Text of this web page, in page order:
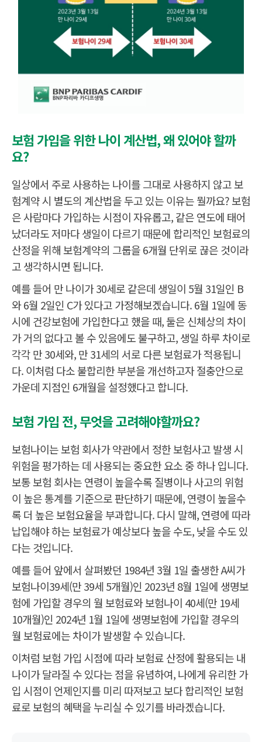
보험 가입을 위한 나이 계산법, 왜 있어야 할까
요?
일상에서 주로 사용하는 나이를 그대로 사용하지 않고 보
험계약 시 별도의 계산법을 두고 있는 이유는 뭘까요? 보험
은 사람마다 가입하는 시점이 자유롭고, 같은 연도에 태어
났더라도 저마다 생일이 다르기 때문에 합리적인 보험료의
산정을 위해 보험계약의 그룹을 6개월 단위로 끊은 것이라
고 생각하시면 됩니다.
예를 들어 만 나이가 30세로 같은데 생일이 5월 31일인 B
와 6월 2일인 C가 있다고 가정해보겠습니다. 6월 1일에 동
시에 건강보험에 가입한다고 했을 때, 둘은 신체상의 차이
가 거의 없다고 볼 수 있음에도 불구하고, 생일 하루 차이로
각각 만 30세와, 만 31세의 서로 다른 보험료가 적용됩니
다. 이처럼 다소 불합리한 부분을 개선하고자 절충안으로
가운데 지점인 6개월을 설정했다고 합니다.
보험 가입 전, 무엇을 고려해야할까요?
보험나이는 보험 회사가 약관에서 정한 보험사고 발생 시
위험을 평가하는 데 사용되는 중요한 요소 중 하나 입니다.
보통 보험 회사는 연령이 높을수록 질병이나 사고의 위험
이 높은 통계를 기준으로 판단하기 때문에, 연령이 높을수
록 더 높은 보험요율을 부과합니다. 다시 말해, 연령에 따라
납입해야 하는 보험료가 예상보다 높을 수도, 낮을 수도 있
다는 것입니다.
예를 들어 앞에서 살펴봤던 1984년 3월 1일 출생한 A씨가
보험나이39세(만 39세 5개월)인 2023년 8월 1일에 생명보
험에 가입할 경우의 월 보험료와 보험나이 40세(만 19세
10개월)인 2024년 1월 1일에 생명보험에 가입할 경우의
월 보험료에는 차이가 발생할 수 있습니다.
이처럼 보험 가입 시점에 따라 보험료 산정에 활용되는 내
나이가 달라질 수 있다는 점을 유념하여, 나에게 유리한 가
입 시점이 언제인지를 미리 따져보고 보다 합리적인 보험
료로 보험의 혜택을 누리실 수 있기를 바라겠습니다.